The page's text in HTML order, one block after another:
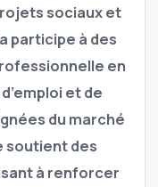
sociaux et
participe à des
en
et de
du marché
soutient des
à renforcer